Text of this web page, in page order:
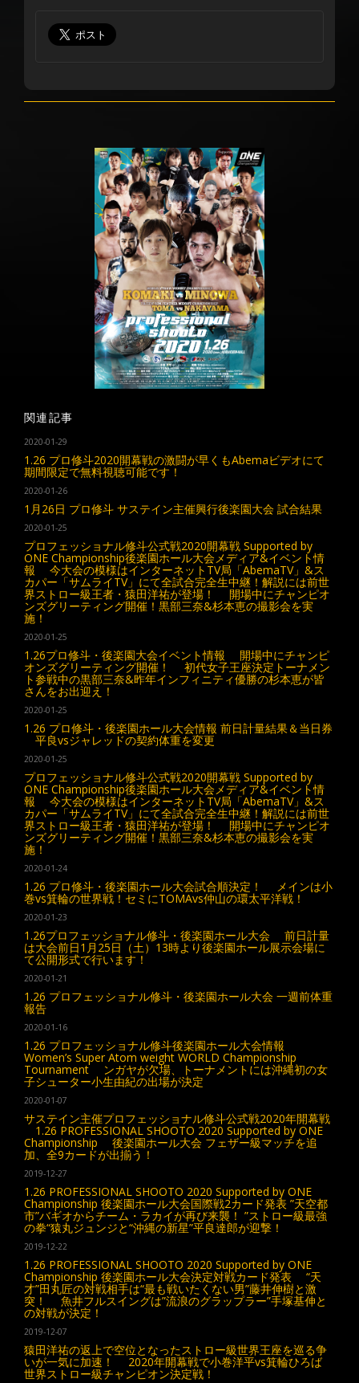
関連記事
2020-01-29
1.26 プロ修斗2020開幕戦の激闘が早くもAbemaビデオにて
期間限定で無料視聴可能です！
2020-01-26
1月26日 プロ修斗 サステイン主催興行後楽園大会 試合結果
2020-01-25
プロフェッショナル修斗公式戦2020開幕戦 Supported by
ONE Championship後楽園ホール大会メディア&イベント情
報 今大会の模様はインターネットTV局「AbemaTV」&ス
カパー「サムライTV」にて全試合完全生中継！解説には前世
界ストロー級王者・猿田洋祐が登場！ 開場中にチャンピオ
ンズグリーティング開催！黒部三奈&杉本恵の撮影会を実
施！
2020-01-25
1.26プロ修斗・後楽園大会イベント情報 開場中にチャンピ
オンズグリーティング開催！ 初代女子王座決定トーナメン
ト参戦中の黒部三奈&昨年インフィニティ優勝の杉本恵が皆
さんをお出迎え！
2020-01-25
1.26 プロ修斗・後楽園ホール大会情報 前日計量結果＆当日券
平良vsジャレッドの契約体重を変更
2020-01-25
プロフェッショナル修斗公式戦2020開幕戦 Supported by
ONE Championship後楽園ホール大会メディア&イベント情
報 今大会の模様はインターネットTV局「AbemaTV」&ス
カパー「サムライTV」にて全試合完全生中継！解説には前世
界ストロー級王者・猿田洋祐が登場！ 開場中にチャンピオ
ンズグリーティング開催！黒部三奈&杉本恵の撮影会を実
施！
2020-01-24
1.26 プロ修斗・後楽園ホール大会試合順決定！ メインは小
巻vs箕輪の世界戦！セミにTOMAvs仲山の環太平洋戦！
2020-01-23
1.26プロフェッショナル修斗・後楽園ホール大会 前日計量
は大会前日1月25日（土）13時より後楽園ホール展示会場に
て公開形式で行います！
2020-01-21
1.26 プロフェッショナル修斗・後楽園ホール大会 一週前体重
報告
2020-01-16
1.26 プロフェッショナル修斗後楽園ホール大会情報
Women’s Super Atom weight WORLD Championship
Tournament ンガヤが欠場、トーナメントには沖縄初の女
子シューター小生由紀の出場が決定
2020-01-07
サステイン主催プロフェッショナル修斗公式戦2020年開幕戦
1.26 PROFESSIONAL SHOOTO 2020 Supported by ONE
Championship 後楽園ホール大会 フェザー級マッチを追
加、全9カードが出揃う！
2019-12-27
1.26 PROFESSIONAL SHOOTO 2020 Supported by ONE
Championship 後楽園ホール大会国際戦2カード発表 ”天空都
市”バギオからチーム・ラカイが再び来襲！ ”ストロー級最強
の拳“猿丸ジュンジと“沖縄の新星”平良達郎が迎撃！
2019-12-22
1.26 PROFESSIONAL SHOOTO 2020 Supported by ONE
Championship 後楽園ホール大会決定対戦カード発表 “天
才”田丸匠の対戦相手は“最も戦いたくない男”藤井伸樹と激
突！ 魚井フルスイングは”流浪のグラップラー”手塚基伸と
の対戦が決定！
2019-12-07
猿田洋祐の返上で空位となったストロー級世界王座を巡る争
いが一気に加速！ 2020年開幕戦で小巻洋平vs箕輪ひろば
世界ストロー級チャンピオン決定戦！